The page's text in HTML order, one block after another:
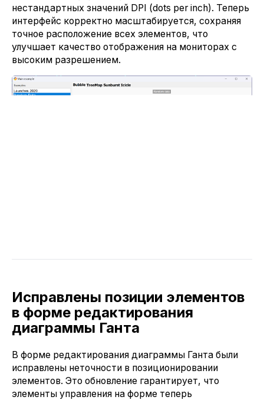
нестандартных значений DPI (dots per inch). Теперь
интерфейс корректно масштабируется, сохраняя
точное расположение всех элементов, что
улучшает качество отображения на мониторах с
высоким разрешением.
Исправлены позиции элементов
в форме редактирования
диаграммы Ганта
В форме редактирования диаграммы Ганта были
исправлены неточности в позиционировании
элементов. Это обновление гарантирует, что
элементы управления на форме теперь